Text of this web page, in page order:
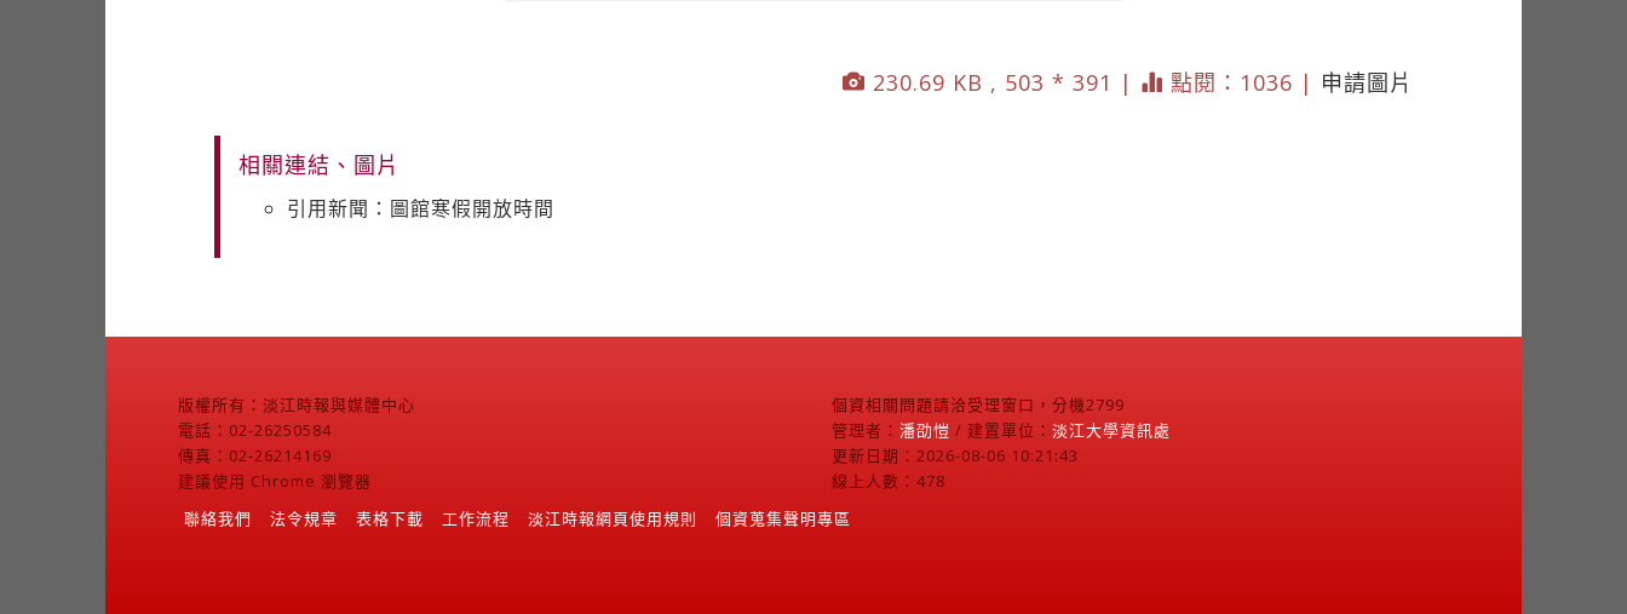
230.69 KB , 503 * 391 | 點閱：1036 | 申請圖片
相關連結、圖片
引用新聞：圖館寒假開放時間
版權所有：淡江時報與媒體中心
電話：02-26250584
傳真：02-26214169
建議使用 Chrome 瀏覽器
個資相關問題請洽受理窗口，分機2799
管理者： 潘劭愷 / 建置單位： 淡江大學資訊處
更新日期：2026-08-06 10:21:43
線上人數：478
聯絡我們
法令規章 表格下載 工作流程 淡江時報網頁使用規則 個資蒐集聲明專區